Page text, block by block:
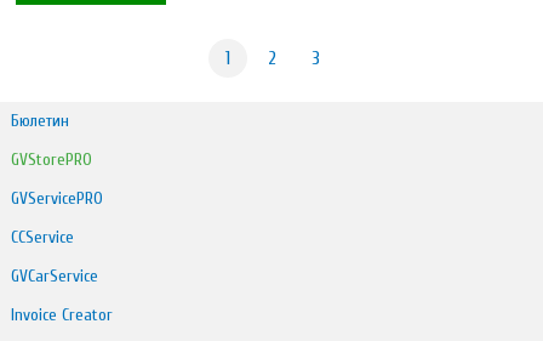
1 2 3
Бюлетин
GVStorePRO
GVServicePRO
CCService
GVCarService
Invoice Creator